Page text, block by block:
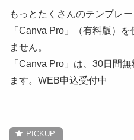
もっとたくさんのテンプレ
「Canva Pro」（有料版）
ません。
「Canva Pro」は、30日間
ます。WEB申込受付中